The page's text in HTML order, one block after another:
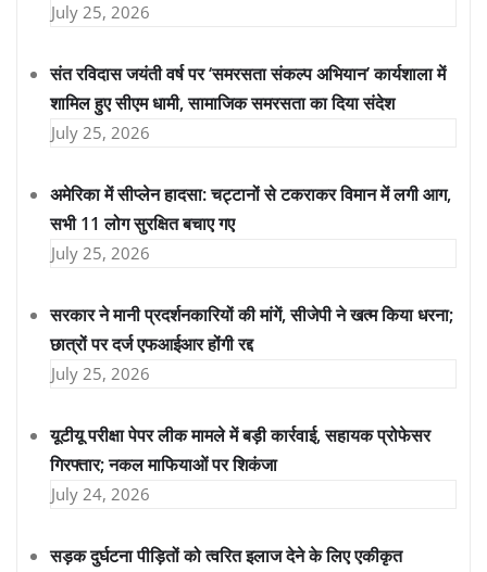
July 25, 2026
संत रविदास जयंती वर्ष पर ‘समरसता संकल्प अभियान’ कार्यशाला में
शामिल हुए सीएम धामी, सामाजिक समरसता का दिया संदेश
July 25, 2026
अमेरिका में सीप्लेन हादसा: चट्टानों से टकराकर विमान में लगी आग,
सभी 11 लोग सुरक्षित बचाए गए
July 25, 2026
सरकार ने मानी प्रदर्शनकारियों की मांगें, सीजेपी ने खत्म किया धरना;
छात्रों पर दर्ज एफआईआर होंगी रद्द
July 25, 2026
यूटीयू परीक्षा पेपर लीक मामले में बड़ी कार्रवाई, सहायक प्रोफेसर
गिरफ्तार; नकल माफियाओं पर शिकंजा
July 24, 2026
सड़क दुर्घटना पीड़ितों को त्वरित इलाज देने के लिए एकीकृत